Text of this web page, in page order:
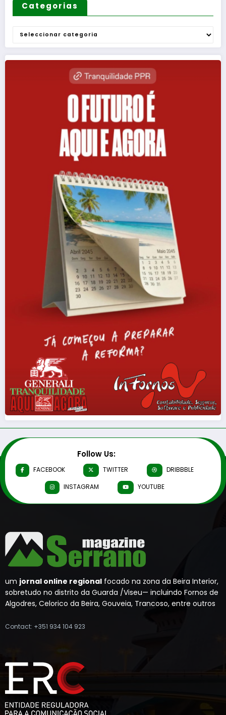
Categorias
Categorias
Follow Us:
FACEBOOK TWITTER
DRIBBBLE
INSTAGRAM
YOUTUBE
um jornal online regional focado na zona da Beira Interior,
sobretudo no distrito da Guarda /Viseu— incluindo Fornos de
Algodres, Celorico da Beira, Gouveia, Trancoso, entre outros
Contact: +351 934 104 923